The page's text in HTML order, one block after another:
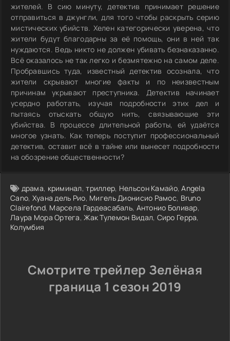
жителей. В сию минуту, детектив принимает решение
отправиться в джунгли, для того чтобы раскрыть серию
мистических убийств. Хелен категорически уверена, что
жители будут благодарны за её помощь, они в ней так
нуждаются. Ведь никто не должен убивать безнаказанно.
Всё оказалось не так легко и безмятежно на самом деле.
Пробравшись туда, известный детектив осознала, что
жители скрывают многие факты и по неизвестным
причинам укрывают преступника. Детектив начинает
усердно работать, изучая подробности этих дел и
пытаясь отыскать общую нить, связывающие эти
убийства. В процессе длительной работы, ей удаётся
многое узнать. Как теперь поступит профессиональный
детектив, оставит всё в тайне или вынесет подробности
на обозрение общественности?
драма, криминал,триллер, Нельсон Камайо,Angela
Cano, Хуана дель Рио, Мигель Дионисио Рамос, Bruno
Clairefond, Марсела Гардеасабаль, Антонио Боливар,
Лаура Мора Ортега,Жак Тулемон Видал, Сиро Герра,
Колумбия
Смотрите трейлер Зелёная
граница 1 сезон 2019